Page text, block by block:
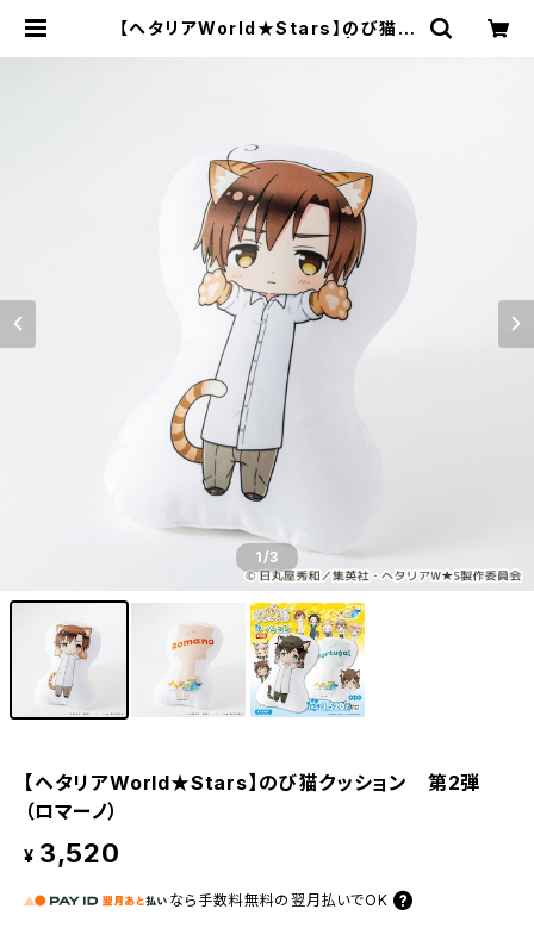
【ヘタリアWorld★Stars】のび猫ク
1/3
【ヘタリアWorld★Stars】のび猫クッション 第2弾
（ロマーノ）
¥ 3,520
なら 手数料無料の 翌月払いでOK